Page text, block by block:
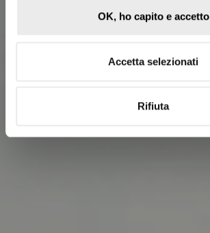
OK, ho capito e accetto
Accetta selezionati
Rifiuta